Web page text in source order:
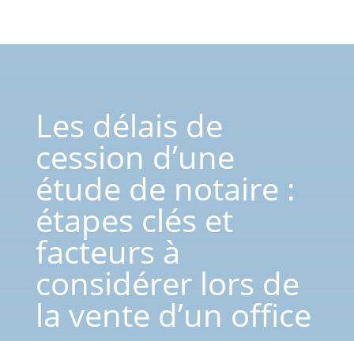
Les délais de
cession d’une
étude de notaire :
étapes clés et
facteurs à
considérer lors de
la vente d’un office